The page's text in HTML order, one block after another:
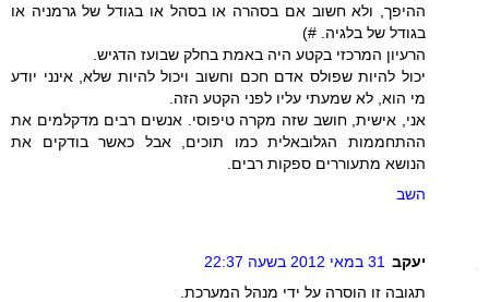
ההיפך, ולא חשוב אם בסהרה או בסהל או בגודל של גרמניה או
בגודל של בלגיה. #)
הרעיון המרכזי בקטע היה באמת בחלק שבועז הדגיש.
יכול להיות שפולס אדם חכם וחשוב ויכול להיות שלא, אינני יודע
מי הוא, לא שמעתי עליו לפני הקטע הזה.
אני, אישית, חושב שזה מקרה טיפוסי. אנשים רבים מדקלמים את
ההתחממות הגלובאלית כמו תוכים, אבל כאשר בודקים את
הנושא מתעוררים ספקות רבים.
השב
יעקב 31 במאי 2012 בשעה 22:37
תגובה זו הוסרה על ידי מנהל המערכת.